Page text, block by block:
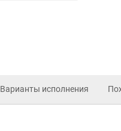
Варианты исполнения